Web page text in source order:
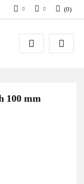
PLNZaloguj się
Załóż konto
(0)
100 mm